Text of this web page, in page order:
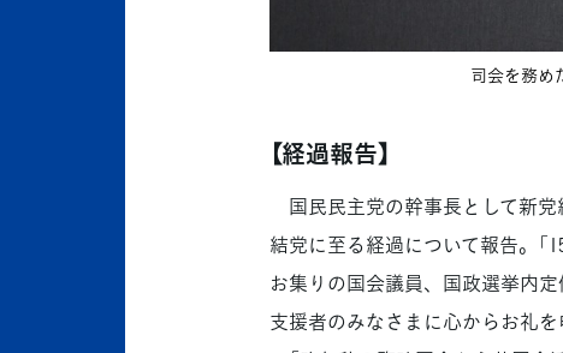
司会を務め
【経過報告】
国民民主党の幹事長として新
結党に至る経過について報告。「
お集りの国会議員、国政選挙内
支援者のみなさまに心からお礼を